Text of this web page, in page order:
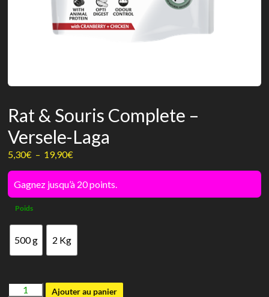
Rat & Souris Complete –
Versele-Laga
5,30€ – 19,90€
de
prix :
5,30€
19,90€
Gagnez jusqu’à 20 points.
Poids
500 g 2 Kg
quantité
Ajouter au panier